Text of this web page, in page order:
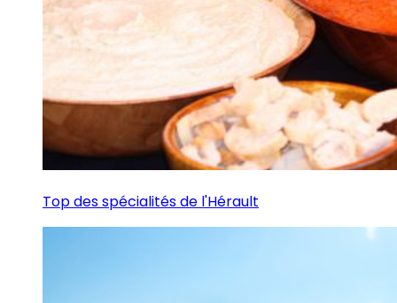
Top des spécialités de l'Hérault